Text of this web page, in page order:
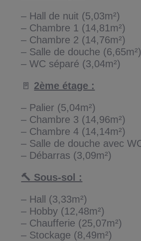
– Hall de nuit (5,03m²)
– Chambre 1 (14,81m²)
– Chambre 2 (14,76m²)
– Salle de douche (6,65m²)
– WC séparé (3,04m²)
🚪 2ème étage :
– Palier (5,04m²)
– Chambre 3 (14,96m²)
– Chambre 4 (14,14m²)
– Salle de douche avec
– Débarras (3,09m²)
🔨 Sous-sol :
– Hall (3,33m²)
– Hobby (12,48m²)
– Chaufferie (25,07m²)
– Stockage (8,49m²)